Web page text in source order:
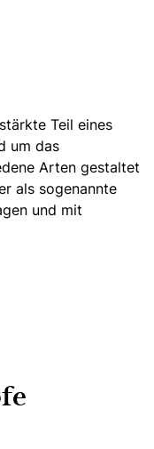
Teil eines
um das
Arten gestaltet
als sogenannte
und mit